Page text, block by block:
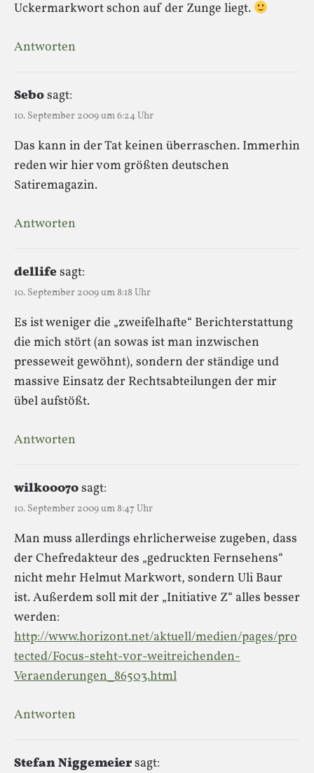
Uckermarkwort schon auf der Zunge liegt.
Antworten
Sebosagt:
10. September 2009 um 6:24 Uhr
Das kann in der Tat keinen überraschen. Immerhin
reden wir hier vom größten deutschen
Satiremagazin.
Antworten
dellifesagt:
10. September 2009 um 8:18 Uhr
Es ist weniger die „zweifelhafte“ Berichterstattung
die mich stört (an sowas ist man inzwischen
presseweit gewöhnt), sondern der ständige und
massive Einsatz der Rechtsabteilungen der mir
übel aufstößt.
Antworten
wilko0070sagt:
10. September 2009 um 8:47 Uhr
Man muss allerdings ehrlicherweise zugeben, dass
der Chefredakteur des „gedruckten Fernsehens“
nicht mehr Helmut Markwort, sondern Uli Baur
ist. Außerdem soll mit der „Initiative Z“ alles besser
werden:
http://www.horizont.net/aktuell/medien/pages/pro
tected/Focus-steht-vor-weitreichenden-
Veraenderungen_86503.html
Antworten
Stefan Niggemeiersagt: